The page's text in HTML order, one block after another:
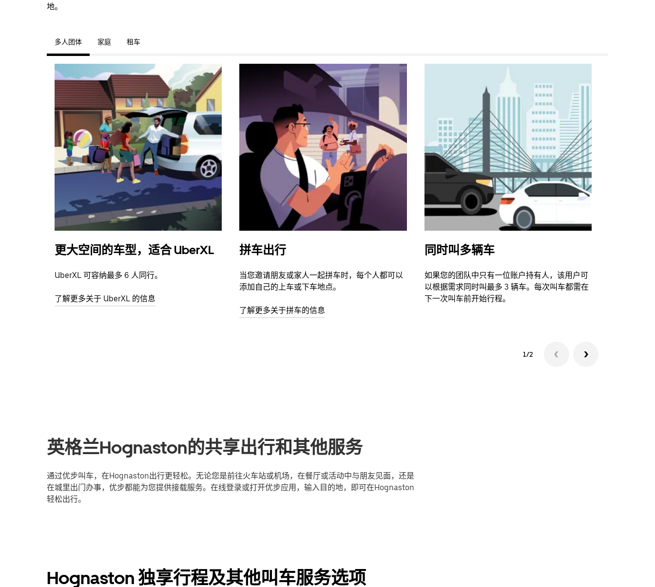
地。
多人团体 家庭 租车
更大空间的车型，适合 UberXL
UberXL 可容纳最多 6 人同行。
了解更多关于 UberXL 的信息
拼车出行
当您邀请朋友或家人一起拼车时，每个人都可以
添加自己的上车或下车地点。
了解更多关于拼车的信息
同时叫多辆车
如果您的团队中只有一位账户持有人，该用户可
以根据需求同时叫最多 3 辆车。每次叫车都需在
下一次叫车前开始行程。
1/2
英格兰Hognaston的共享出行和其他服务
通过优步叫车，在Hognaston出行更轻松。无论您是前往火车站或机场，在餐厅或活动中与朋友见面，还是
在城里出门办事，优步都能为您提供接载服务。在线登录或打开优步应用，输入目的地，即可在Hognaston
轻松出行。
Hognaston 独享行程及其他叫车服务选项